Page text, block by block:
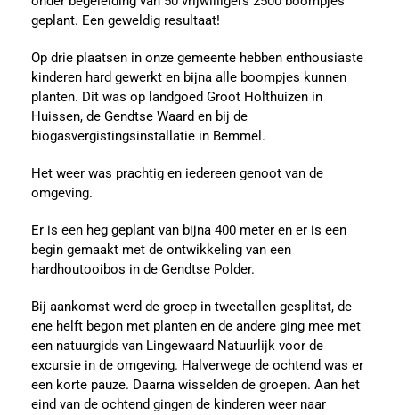
geplant. Een geweldig resultaat!
Op drie plaatsen in onze gemeente hebben enthousiaste
kinderen hard gewerkt en bijna alle boompjes kunnen
planten. Dit was op landgoed Groot Holthuizen in
Huissen, de Gendtse Waard en bij de
biogasvergistingsinstallatie in Bemmel.
Het weer was prachtig en iedereen genoot van de
omgeving.
Er is een heg geplant van bijna 400 meter en er is een
begin gemaakt met de ontwikkeling van een
hardhoutooibos in de Gendtse Polder.
Bij aankomst werd de groep in tweetallen gesplitst, de
ene helft begon met planten en de andere ging mee met
een natuurgids van Lingewaard Natuurlijk voor de
excursie in de omgeving. Halverwege de ochtend was er
een korte pauze. Daarna wisselden de groepen. Aan het
eind van de ochtend gingen de kinderen weer naar